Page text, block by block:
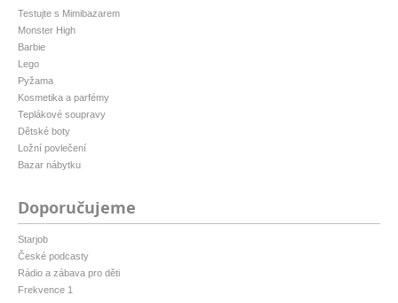
Testujte s Mimibazarem
Monster High
Barbie
Lego
Pyžama
Kosmetika a parfémy
Teplákové soupravy
Dětské boty
Ložní povlečení
Bazar nábytku
Doporučujeme
Starjob
České podcasty
Rádio a zábava pro děti
Frekvence 1